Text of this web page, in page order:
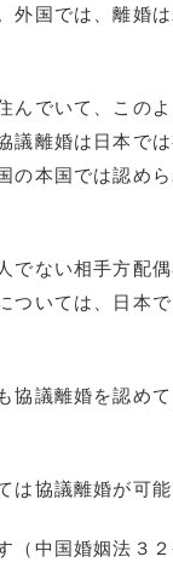
外国では、離婚
んでいて、この
離婚は日本では
の本国では認め
でない相手方配
ついては、日本
協議離婚を認め
は協議離婚が可能
（中国婚姻法３